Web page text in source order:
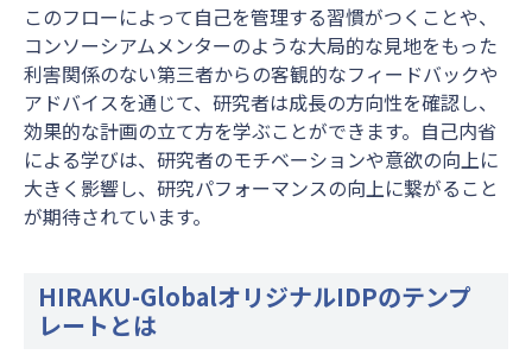
このフローによって自己を管理する習慣がつくことや、
コンソーシアムメンターのような大局的な見地をもった
利害関係のない第三者からの客観的なフィードバックや
アドバイスを通じて、研究者は成長の方向性を確認し、
効果的な計画の立て方を学ぶことができます。自己内省
による学びは、研究者のモチベーションや意欲の向上に
大きく影響し、研究パフォーマンスの向上に繋がること
が期待されています。
HIRAKU-GlobalオリジナルIDPのテンプ
レートとは